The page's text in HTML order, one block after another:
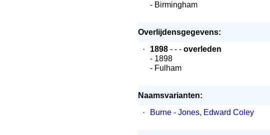
- Birmingham
Overlijdensgegevens:
·
1898 - - - overleden
- 1898
- Fulham
Naamsvarianten:
·
Burne - Jones, Edward Coley